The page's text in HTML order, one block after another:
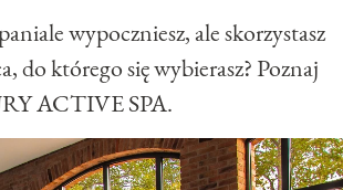
wypoczniesz, ale skorzystasz
do którego się wybierasz? Poznaj
ACTIVE SPA.